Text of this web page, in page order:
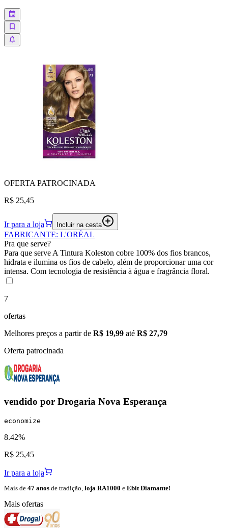
OFERTA PATROCINADA
R$ 25,45
Ir para a loja Incluir na cesta
FABRICANTE: L'ORÉAL
Pra que serve?
Para que serve A Tintura Koleston cobre 100% dos fios brancos,
hidrata e ilumina os fios de cabelo, além de proporcionar uma cor
intensa. Com tecnologia de resistência à água e fragrância floral.
7
ofertas
Melhores preços a partir de R$ 19,99 até R$ 27,79
Oferta patrocinada
vendido por Drogaria Nova Esperança
economize
8.42%
R$ 25,45
Ir para a loja
Mais de 47 anos de tradição, loja RA1000 e Ebit Diamante!
Mais ofertas